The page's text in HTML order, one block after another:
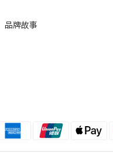
品牌故事